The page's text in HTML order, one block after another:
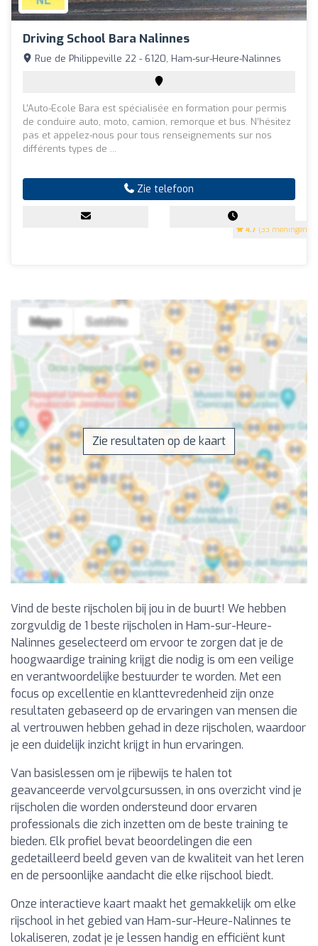
Driving School Bara Nalinnes
4.7 (33 meningen)
Rue de Philippeville 22 - 6120, Ham-sur-Heure-Nalinnes
L’Auto-Ecole Bara est spécialisée en formation pour permis
de conduire auto, moto, camion, remorque et bus. N’hésitez
pas et appelez-nous pour tous renseignements sur nos
différents types de ...
Zie telefoon
Zie resultaten op de kaart
Vind de beste rijscholen bij jou in de buurt! We hebben
zorgvuldig de 1 beste rijscholen in Ham-sur-Heure-
Nalinnes geselecteerd om ervoor te zorgen dat je de
hoogwaardige training krijgt die nodig is om een veilige
en verantwoordelijke bestuurder te worden. Met een
focus op excellentie en klanttevredenheid zijn onze
resultaten gebaseerd op de ervaringen van mensen die
al vertrouwen hebben gehad in deze rijscholen, waardoor
je een duidelijk inzicht krijgt in hun ervaringen.
Van basislessen om je rijbewijs te halen tot
geavanceerde vervolgcursussen, in ons overzicht vind je
rijscholen die worden ondersteund door ervaren
professionals die zich inzetten om de beste training te
bieden. Elk profiel bevat beoordelingen die een
gedetailleerd beeld geven van de kwaliteit van het leren
en de persoonlijke aandacht die elke rijschool biedt.
Onze interactieve kaart maakt het gemakkelijk om elke
rijschool in het gebied van Ham-sur-Heure-Nalinnes te
lokaliseren, zodat je je lessen handig en efficiënt kunt